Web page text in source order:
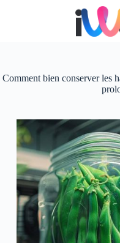
Comment bien conserver les